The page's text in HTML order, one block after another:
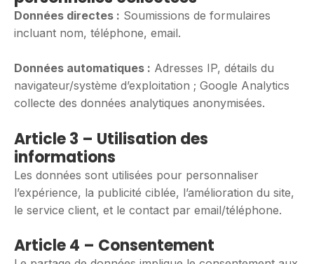
Données directes : Soumissions de formulaires
incluant nom, téléphone, email.
Données automatiques : Adresses IP, détails du
navigateur/système d’exploitation ; Google Analytics
collecte des données analytiques anonymisées.
Article 3 – Utilisation des
informations
Les données sont utilisées pour personnaliser
l’expérience, la publicité ciblée, l’amélioration du site,
le service client, et le contact par email/téléphone.
Article 4 – Consentement